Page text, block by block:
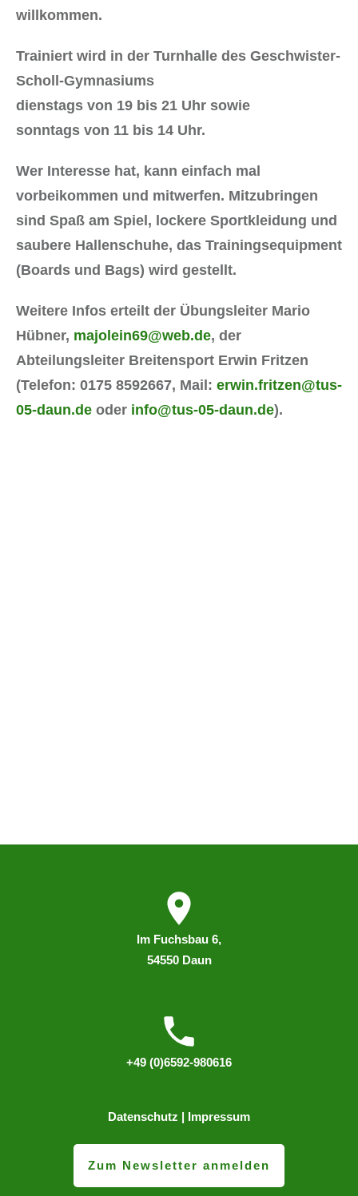
willkommen.
Trainiert wird in der Turnhalle des Geschwister-
Scholl-Gymnasiums
dienstags von 19 bis 21 Uhr sowie
sonntags von 11 bis 14 Uhr.
Wer Interesse hat, kann einfach mal
vorbeikommen und mitwerfen. Mitzubringen
sind Spaß am Spiel, lockere Sportkleidung und
saubere Hallenschuhe, das Trainingsequipment
(Boards und Bags) wird gestellt.
Weitere Infos erteilt der Übungsleiter Mario
Hübner, majolein69@web.de, der
Abteilungsleiter Breitensport Erwin Fritzen
(Telefon: 0175 8592667, Mail: erwin.fritzen@tus-
05-daun.de oder info@tus-05-daun.de).
Im Fuchsbau 6,
54550 Daun
+49 (0)6592-980616
Datenschutz | Impressum
Zum Newsletter anmelden